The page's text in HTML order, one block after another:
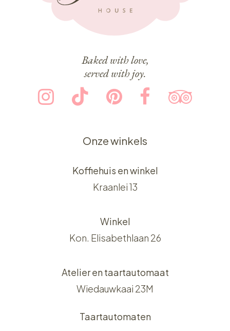
Baked with love,
served with joy.
Onze winkels
Koffiehuis en winkel
Kraanlei 13
Winkel
Kon. Elisabethlaan 26
Atelier en taartautomaat
Wiedauwkaai 23M
Taartautomaten